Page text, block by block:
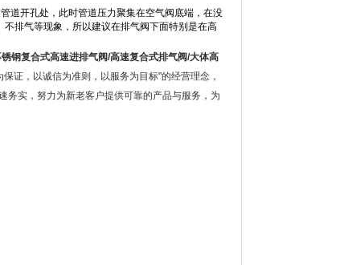
道开孔处，此时管道压力聚集在空气阀底端，在没
排气等现象，所以建议在排气阀下面特别是在高
钢复合式高速进排气阀/高速复合式排气阀/大体高
证，以诚信为准则，以服务为目标"的经营理念，
务实，努力为新老客户提供可靠的产品与服务，为